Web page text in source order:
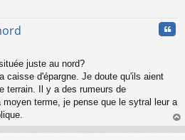
juste au nord?
caisse d'épargne. Je doute qu'ils aient
terrain. Il y a des rumeurs de
terme, je pense que le sytral leur a
au